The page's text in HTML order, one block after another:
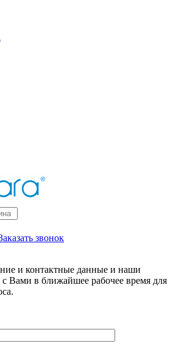
звонок
и контактные данные и наши
Вами в ближайшее рабочее время для